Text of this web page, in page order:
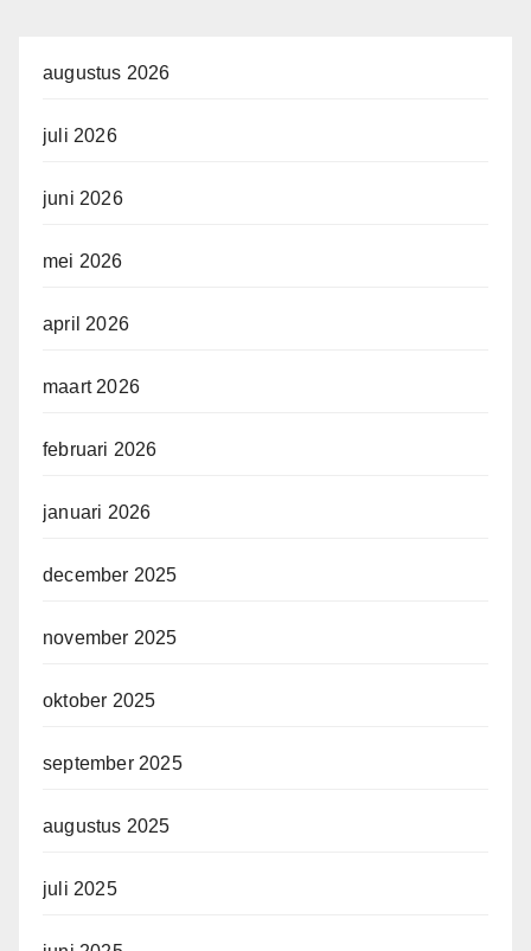
augustus 2026
juli 2026
juni 2026
mei 2026
april 2026
maart 2026
februari 2026
januari 2026
december 2025
november 2025
oktober 2025
september 2025
augustus 2025
juli 2025